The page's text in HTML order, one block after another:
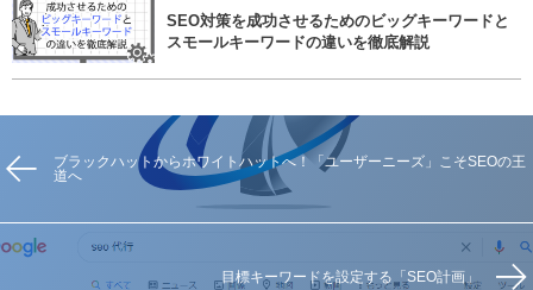
SEO対策を成功させるためのビッグキーワードと
スモールキーワードの違いを徹底解説
ブラックハットからホワイトハットへ！「ユーザーニーズ」こそSEOの王
道へ
目標キーワードを設定する「SEO計画」